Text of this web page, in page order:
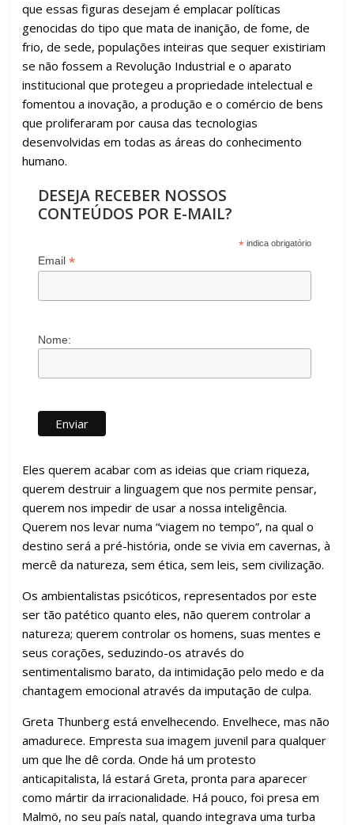
que essas figuras desejam é emplacar políticas
genocidas do tipo que mata de inanição, de fome, de
frio, de sede, populações inteiras que sequer existiriam
se não fossem a Revolução Industrial e o aparato
institucional que protegeu a propriedade intelectual e
fomentou a inovação, a produção e o comércio de bens
que proliferaram por causa das tecnologias
desenvolvidas em todas as áreas do conhecimento
humano.
DESEJA RECEBER NOSSOS
CONTEÚDOS POR E-MAIL?
* indica obrigatório
Email*
Nome:
Eles querem acabar com as ideias que criam riqueza,
querem destruir a linguagem que nos permite pensar,
querem nos impedir de usar a nossa inteligência.
Querem nos levar numa “viagem no tempo”, na qual o
destino será a pré-história, onde se vivia em cavernas, à
mercê da natureza, sem ética, sem leis, sem civilização.
Os ambientalistas psicóticos, representados por este
ser tão patético quanto eles, não querem controlar a
natureza; querem controlar os homens, suas mentes e
seus corações, seduzindo-os através do
sentimentalismo barato, da intimidação pelo medo e da
chantagem emocional através da imputação de culpa.
Greta Thunberg está envelhecendo. Envelhece, mas não
amadurece. Empresta sua imagem juvenil para qualquer
um que lhe dê corda. Onde há um protesto
anticapitalista, lá estará Greta, pronta para aparecer
como mártir da irracionalidade. Há pouco, foi presa em
Malmö, no seu país natal, quando integrava uma turba